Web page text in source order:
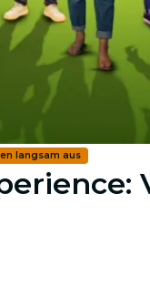
langsam aus